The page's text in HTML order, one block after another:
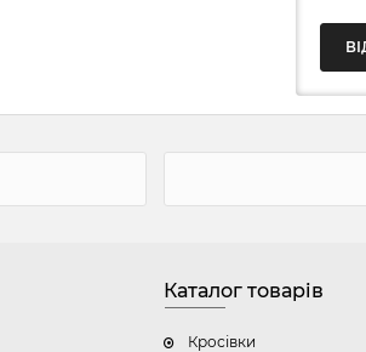
Каталог товарів
Кросівки